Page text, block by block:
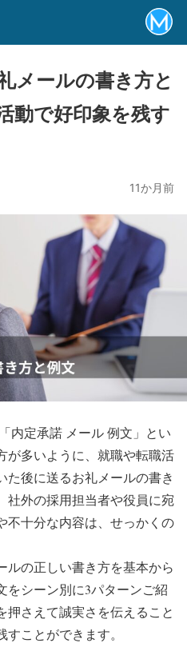
メールの書き方と
動で好印象を残す
11か月前
内定承諾 メール 例文」とい
が多いように、就職や転職活
た後に送るお礼メールの書き
社外の採用担当者や役員に宛
不十分な内容は、せっかくの
ルの正しい書き方を基本から
をシーン別に3パターンご紹
押さえて誠実さを伝えること
ことができます。